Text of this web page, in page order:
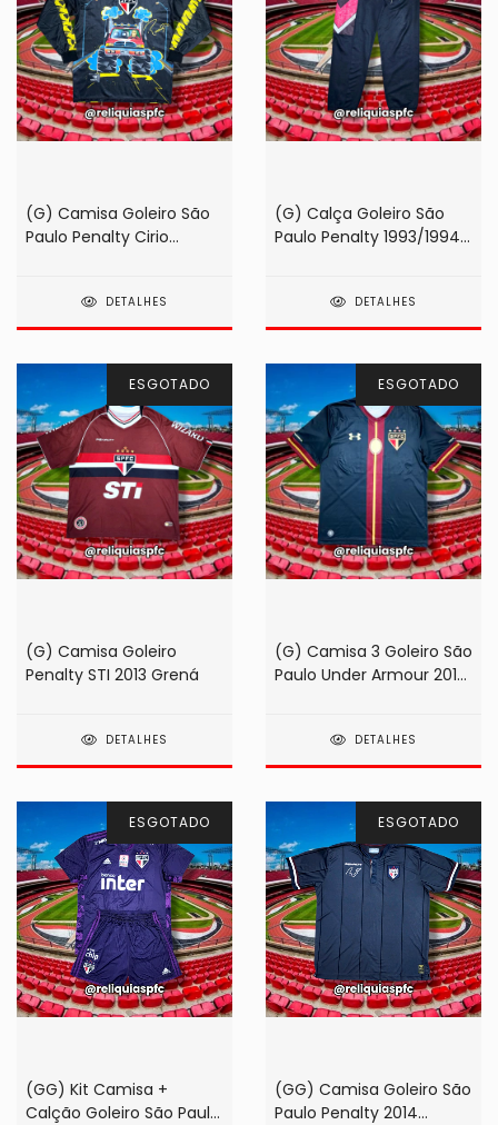
(G) Camisa Goleiro São
Paulo Penalty Cirio
DETALHES
(G) Calça Goleiro São
Paulo Penalty 1993/1994
DETALHES
ESGOTADO
(G) Camisa Goleiro
Penalty STI 2013 Grená
DETALHES
ESGOTADO
(G) Camisa 3 Goleiro São
Paulo Under Armour 2015
DETALHES
ESGOTADO
(GG) Kit Camisa +
Calção Goleiro São Paulo
ESGOTADO
(GG) Camisa Goleiro São
Paulo Penalty 2014